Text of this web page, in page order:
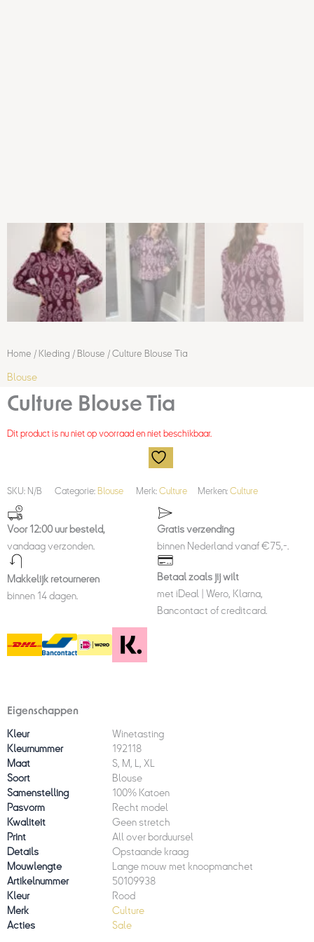
Home / Kleding / Blouse / Culture Blouse Tia
Blouse
Culture Blouse Tia
Dit product is nu niet op voorraad en niet beschikbaar.
SKU: N/B Categorie: Blouse Merk: Culture Merken: Culture
Voor 12:00 uur besteld,
vandaag verzonden.
Gratis verzending
binnen Nederland vanaf €75,-.
Makkelijk retourneren
binnen 14 dagen.
Betaal zoals jij wilt
met iDeal | Wero, Klarna,
Bancontact of creditcard.
Eigenschappen
Kleur
Winetasting
Kleurnummer
192118
Maat
S, M, L, XL
Soort
Blouse
Samenstelling
100% Katoen
Pasvorm
Recht model
Kwaliteit
Geen stretch
Print
All over borduursel
Details
Opstaande kraag
Mouwlengte
Lange mouw met knoopmanchet
Artikelnummer
50109938
Kleur
Rood
Merk
Culture
Acties
Sale